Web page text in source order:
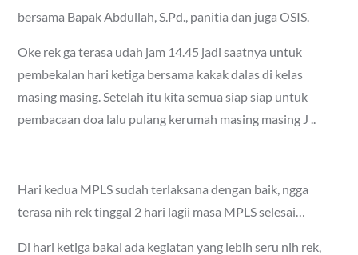
bersama Bapak Abdullah, S.Pd., panitia dan juga OSIS.
Oke rek ga terasa udah jam 14.45 jadi saatnya untuk
pembekalan hari ketiga bersama kakak dalas di kelas
masing masing. Setelah itu kita semua siap siap untuk
pembacaan doa lalu pulang kerumah masing masing J ..
Hari kedua MPLS sudah terlaksana dengan baik, ngga
terasa nih rek tinggal 2 hari lagii masa MPLS selesai…
Di hari ketiga bakal ada kegiatan yang lebih seru nih rek,